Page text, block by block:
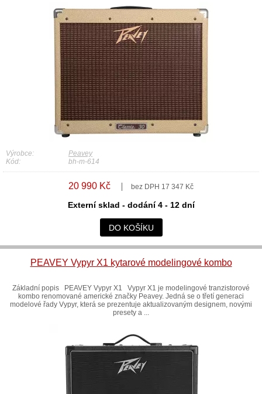
Výrobce:
Peavey
Kód:
bh-m-614
20 990 Kč bez DPH 17 347 Kč
Externí sklad - dodání 4 - 12 dní
DO KOŠÍKU
PEAVEY Vypyr X1 kytarové modelingové kombo
Základní popis PEAVEY Vypyr X1 Vypyr X1 je modelingové tranzistorové
kombo renomované americké značky Peavey. Jedná se o třetí generaci
modelové řady Vypyr, která se prezentuje aktualizovaným designem, novými
presety a ...